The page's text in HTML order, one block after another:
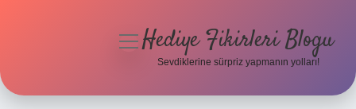
menüyüHediye Fikirleri Blogu
Sevdiklerine sürpriz yapmanın yolları!